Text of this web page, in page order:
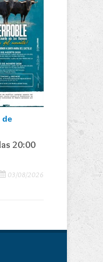
de
20:00
03/08/2026